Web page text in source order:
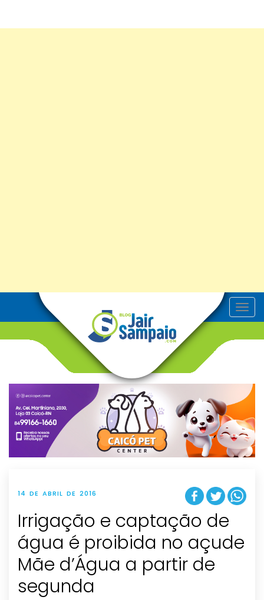
T
o
v
g
t
i
o
n
14 DE ABRIL DE 2016
Irrigação e captação de
água é proibida no açude
Mãe d’Água a partir de
segunda